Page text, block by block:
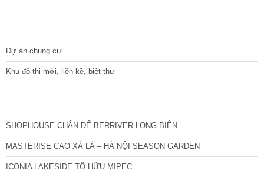
Dự án chung cư
Khu đô thị mới, liền kề, biệt thự
SHOPHOUSE CHÂN ĐẾ BERRIVER LONG BIÊN
MASTERISE CAO XÀ LÁ – HÀ NỘI SEASON GARDEN
ICONIA LAKESIDE TỐ HỮU MIPEC